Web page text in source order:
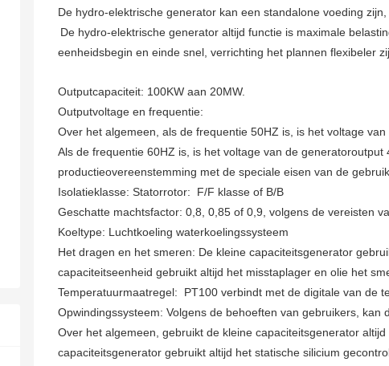
De hydro-elektrische generator kan een standalone voeding
De hydro-elektrische generator altijd functie is maximale
eenheidsbegin en einde snel, verrichting het plannen flexibeler
Outputcapaciteit: 100KW aan 20MW.
Outputvoltage en frequentie:
Over het algemeen, als de frequentie 50HZ is, is het voltage
Als de frequentie 60HZ is, is het voltage van de
productieovereenstemming met de speciale eisen van de
Isolatieklasse: Statorrotor: F/F klasse of B/B
Geschatte machtsfactor: 0,8, 0,85 of 0,9, volgens de vereisten
Koeltype: Luchtkoeling waterkoelingssysteem
Het dragen en het smeren: De kleine capaciteitsgenerator
capaciteitseenheid gebruikt altijd het misstaplager en olie het
Temperatuurmaatregel: PT100 verbindt met de digitale van de
Opwindingssysteem: Volgens de behoeften van gebruikers,
Over het algemeen, gebruikt de kleine capaciteitsgenerator
capaciteitsgenerator gebruikt altijd het statische silicium